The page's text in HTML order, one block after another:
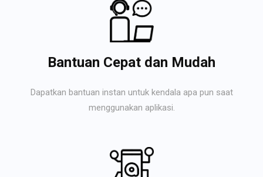
Bantuan Cepat dan Mudah
Dapatkan bantuan instan untuk kendala apa pun saat
menggunakan aplikasi.